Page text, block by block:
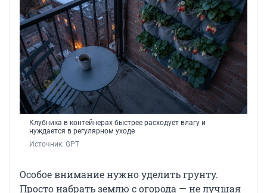
Клубника в контейнерах быстрее расходует влагу и
нуждается в регулярном уходе
Источник: GPT
Особое внимание нужно уделить грунту.
Просто набрать землю с огорода — не лучшая